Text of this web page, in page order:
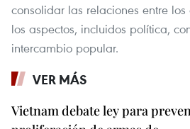
consolidar las relaciones entre
los aspectos, incluidos política,
intercambio popular.
VER MÁS
Vietnam debate ley para